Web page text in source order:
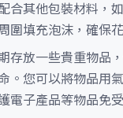
合其他包裝材料，
圍填充泡沫，確保
存放一些貴重物品
。您可以將物品用
電子產品等物品免